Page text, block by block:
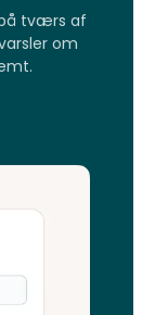
tværs af
om